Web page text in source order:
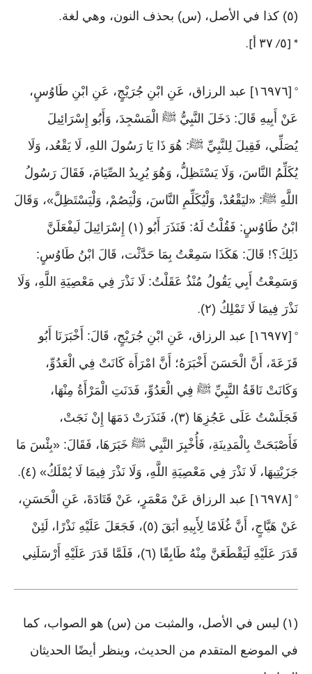
(٥) كذا في الأصل، (س) بحذف النون، وهي لغة .
* [٥/ ٣٧ ].
°
[١٦٩٧٦] عبد الرزاق، عَنِ ابْنِ جُرَيْجٍ، عَنِ ابْنِ طَاوُسٍ،
عَنْ أَبِيهِ قَالَ: دَخَلَ النَّبِيُّ ﷺ الْمَسْجِدَ، وَأَبُو إِسْرَائِيلَ
يُصَلِّي، فَقِيلَ لِلنَّبِيِّ ﷺ: هُوَ ذَا يَا رَسُولَ اللهِ، لَا يَقْعُد، وَلَا
يُكَلِّمُ النَّاسَ، وَلَا يَسْتَظِلُّ، وَهُوَ يُرِيدُ الصِّيَامَ، فَقَالَ رَسُولُ
اللَّهِ ﷺ: «ليَقْعُدْ، وَلْيُكَلِّمِ النَّاسَ، وَلْيَصُمْ، وَلْيَسْتَظِلَّ»، وَقَالَ
ابْنُ طَاوُسٍ: فَقُلْتُ لَهُ: فَنَذَرَ أَبُو (١) إِسْرَائِيلَ لَيفْعَلَنَّ
ذَلِكَ؟! قَالَ: هَكَذَا سَمِعْتُ بِمَا حَدَّثْت، قَالَ ابْنُ طَاوُسٍ:
وَسَمِعْتُ أَبِي يَقُولُ مُنْذُ عَقَلْتُ: لَا نَذْرَ فِي مَعْصِيَةِ اللَّهِ، وَلَا
نَذْرَ فِيمَا لَا تَمْلِكُ (٢)
.
°
[١٦٩٧٧] عبد الرزاق، عَنِ ابْنِ جُرَيْجٍ، قَالَ: أَخْبَرَنَا أَبُو
قَزَعَةَ، أَنَّ الْحَسَنَ أَخْبَرَهُ؛ أَنَّ امْرَأَة كَانَتْ فِي الْعَدُوِّ،
وَكَانَتْ نَاقَةُ النَّبِيِّ ﷺ فِي الْعَدُوِّ، فَدَنَتِ الْمَرْأَةُ مِنْهَا،
فَجَلَسْتُ عَلَى عَجُزِهَا (٣)، فَنَذَرَتْ دَمَهَا إِنْ نَجَتْ،
فَأَصْبَحَتْ بِالْمَدِينَةِ، فَأُخْبِرَ النَّبِي ﷺ خَبَرَهَا، فَقَالَ: «بِئْسَ مَا
جَزَيْتِيهَا، لَا نَذْرَ فِي مَعْصِيَةِ اللَّهِ، وَلَا نَذْرَ فِيمَا لَا يُمْلَكُ» (٤)
.
°
[١٦٩٧٨] عبد الرزاق عَنْ مَعْمَرٍ، عَنْ قَتَادَةَ، عَنِ الْحَسَنِ،
عَنْ هَيَّاجٍ، أَنَّ غُلَامًا لِأَبِيهِ أبَقَ (٥)، فَجَعَلَ عَلَيْهِ نَذْرًا، لَئِنْ
قَدَرَ عَلَيْهِ لَيَقْطَعَنَّ مِنْهُ طَابِقًا (٦)، فَلَمَّا قَدَرَ عَلَيْهِ أَرْسَلَنِي
(١) ليس في الأصل، والمثبت من (س) هو الصواب، كما
في الموضع المتقدم من الحديث، وينظر أيضًا الحديثان